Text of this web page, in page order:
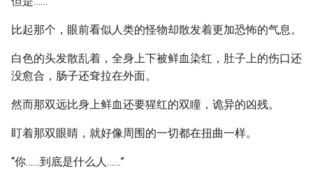
比起那个，眼前看似人类的怪物却散发着更加恐怖的气息。
白色的头发散乱着，全身上下被鲜血染红，肚子上的伤口还
没愈合，肠子还耷拉在外面。
然而那双远比身上鲜血还要猩红的双瞳，诡异的凶残。
盯着那双眼睛，就好像周围的一切都在扭曲一样。
“你……到底是什么人……”